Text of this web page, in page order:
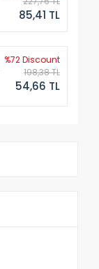
85,41 TL
%72 Discount
198,38 TL
54,66 TL